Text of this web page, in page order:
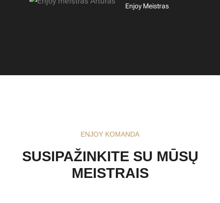
Enjoy Meistras
ENJOY KOMANDA
SUSIPAŽINKITE SU MŪSŲ
MEISTRAIS